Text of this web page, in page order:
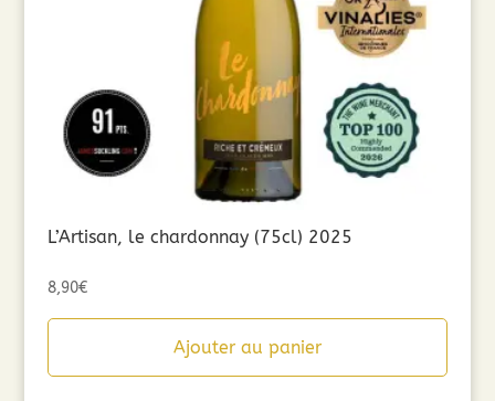
L’Artisan, le chardonnay (75cl) 2025
8,90€
Ajouter au panier